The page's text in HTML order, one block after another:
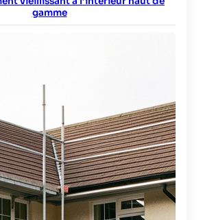
gamme